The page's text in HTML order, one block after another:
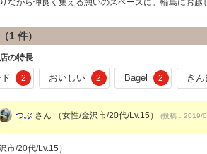
ながら仲良く集える憩いのスペースに。輪島にお
1 件）
の特長
2 おいしい 2 Bagel 2 き
つぶ さん （女性/金沢市/20代/Lv.15） (投稿：2019/
市/20代/Lv.15）